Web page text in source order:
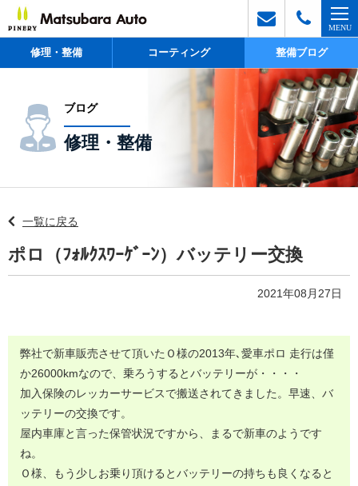
修理・整備 コーティング 整備ブログ
ブログ
修理・整備
一覧に戻る
ポロ（ﾌｫﾙｸｽﾜｰｹﾞｰﾝ）バッテリー交換
2021年08月27日
弊社で新車販売させて頂いたＯ様の2013年､愛車ポロ 走行は僅
か26000kmなので、乗ろうするとバッテリーが・・・・
加入保険のレッカーサービスで搬送されてきました。早速、バ
ッテリーの交換です。
屋内車庫と言った保管状況ですから、まるで新車のようです
ね。
Ｏ様、もう少しお乗り頂けるとバッテリーの持ちも良くなると